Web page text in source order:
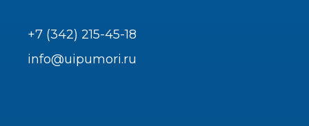
+7 (342) 215-45-18
info@uipumori.ru